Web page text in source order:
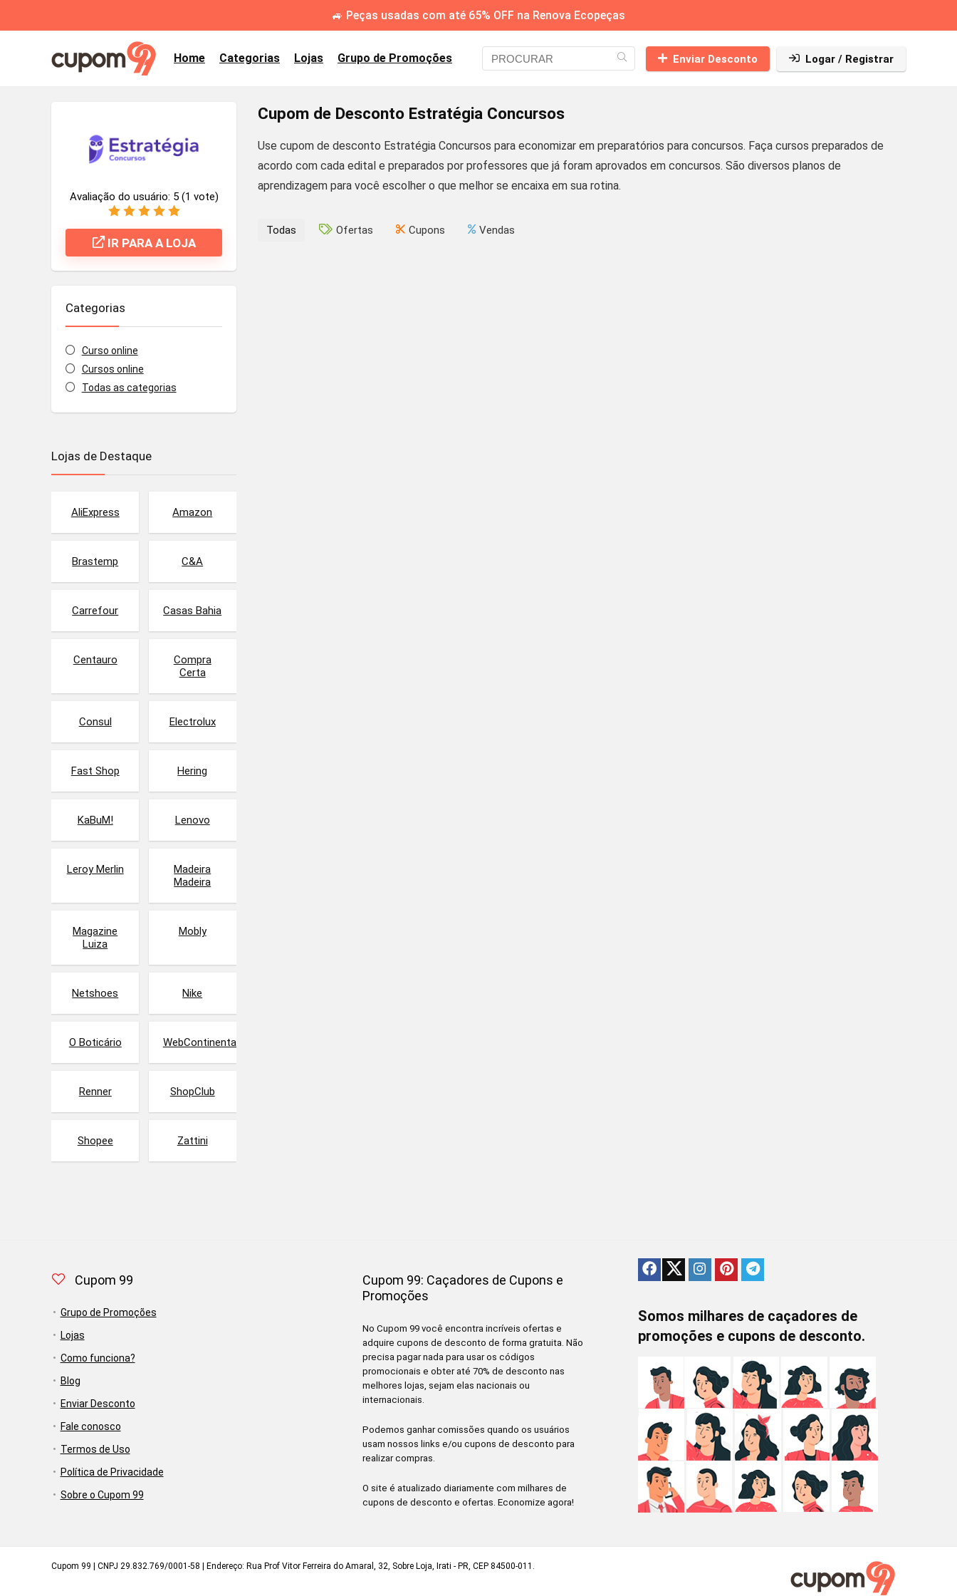
🚙 Peças usadas com até 65% OFF na Renova Ecopeças
Home Categorias Lojas Grupo de Promoções Enviar Desconto Logar / Registrar
Cupom de Desconto Estratégia Concursos
Use cupom de desconto Estratégia Concursos para economizar em preparatórios para concursos. Faça cursos preparados de
acordo com cada edital e preparados por professores que já foram aprovados em concursos. São diversos planos de
aprendizagem para você escolher o que melhor se encaixa em sua rotina.
Avaliação do usuário: 5 (1 vote)
IR PARA A LOJA
Categorias
Curso online
Cursos online
Todas as categorias
Todas Ofertas Cupons Vendas
Lojas de Destaque
AliExpress Amazon
Brastemp C&A
Carrefour Casas Bahia
Centauro
Compra
Certa
Consul Electrolux
Fast Shop Hering
KaBuM! Lenovo
Leroy Merlin
Madeira
Madeira
Magazine
Luiza
Mobly
Netshoes Nike
O Boticário WebContinental
Renner ShopClub
Shopee Zattini
Cupom 99
Grupo de Promoções
Lojas
Como funciona?
Blog
Enviar Desconto
Fale conosco
Termos de Uso
Política de Privacidade
Sobre o Cupom 99
Cupom 99: Caçadores de Cupons e
Promoções
No Cupom 99 você encontra incríveis ofertas e
adquire cupons de desconto de forma gratuita. Não
precisa pagar nada para usar os códigos
promocionais e obter até 70% de desconto nas
melhores lojas, sejam elas nacionais ou
internacionais.
Podemos ganhar comissões quando os usuários
usam nossos links e/ou cupons de desconto para
realizar compras.
O site é atualizado diariamente com milhares de
cupons de desconto e ofertas. Economize agora!
Somos milhares de caçadores de
promoções e cupons de desconto.
Cupom 99 | CNPJ 29.832.769/0001-58 | Endereço: Rua Prof Vitor Ferreira do Amaral, 32, Sobre Loja, Irati - PR, CEP 84500-011.